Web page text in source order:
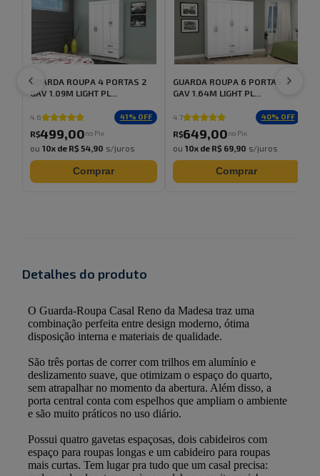
GUARDA ROUPA 4 PORTAS 2
GAV 1.09M LIGHT PL...
4.6 41% OFF
R$499,00no Pix
ou 10x de R$ 54,90 s/juros
Comprar
GUARDA ROUPA 6 PORTAS 2
GAV 1.64M LIGHT PL...
4.7 40% OFF
R$649,00no Pix
ou 10x de R$ 69,90 s/juros
Comprar
Detalhes do produto